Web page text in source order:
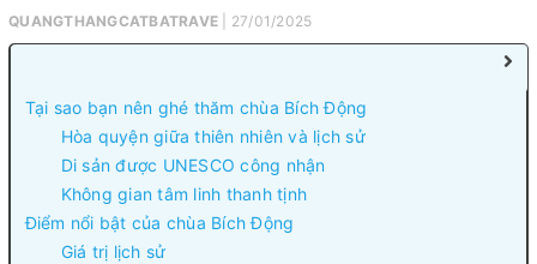
QUANGTHANGCATBATRAVE | 27/01/2025
Tại sao bạn nên ghé thăm chùa Bích Động
Hòa quyện giữa thiên nhiên và lịch sử
Di sản được UNESCO công nhận
Không gian tâm linh thanh tịnh
Điểm nổi bật của chùa Bích Động
Giá trị lịch sử